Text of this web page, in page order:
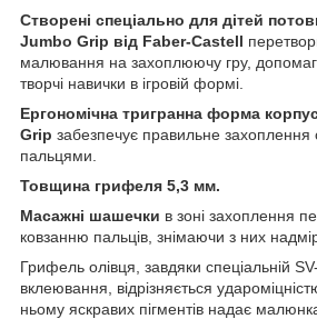
Створені спеціально для дітей
Jumbo Grip від Faber-Castell
малювання на захоплюючу гру,
творчі навички в ігровій формі.
Ергономічна тригранна форма
Grip забезпечує правильне захоплення
пальцями.
Товщина грифеля 5,3 мм.
Масажні шашечки в зоні захоплення
ковзанню пальців, знімаючи з них
Грифель олівця, завдяки спеціальній SV-
вклеювання, відрізняється
ньому яскравих пігментів надає